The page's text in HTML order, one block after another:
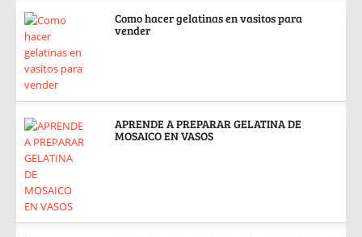
Como hacer gelatinas en vasitos para
vender
APRENDE A PREPARAR GELATINA DE
MOSAICO EN VASOS